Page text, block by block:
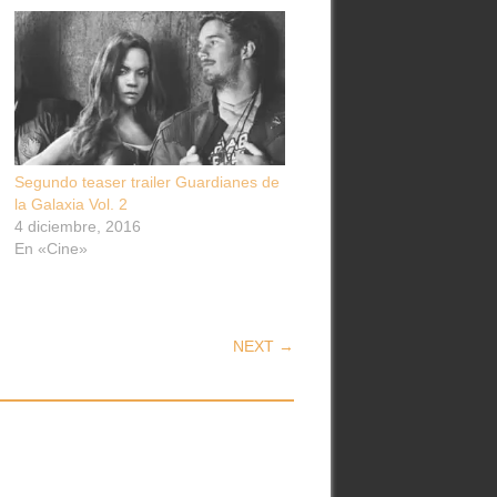
Segundo teaser trailer Guardianes de
la Galaxia Vol. 2
4 diciembre, 2016
En «Cine»
NEXT →